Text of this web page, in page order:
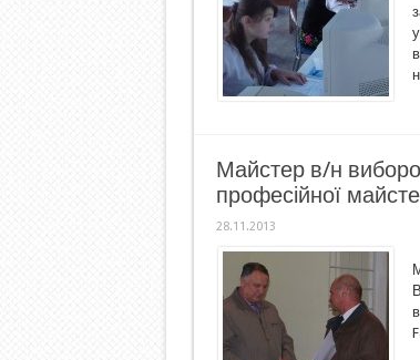
Майстер в/н виборов
професійної
28.11.2013